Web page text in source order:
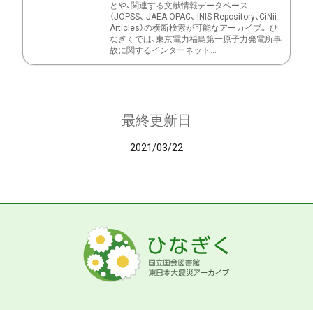
とや、関連する文献情報データベース
（JOPSS、 JAEA OPAC、 INIS Repository、CiNii
Articles）の横断検索が可能なアーカイブ。 ひ
なぎくでは、東京電力福島第一原子力発電所事
故に関するインターネット...
最終更新日
2021/03/22